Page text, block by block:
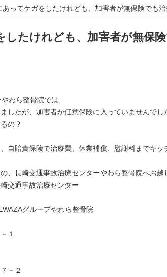
ってケガをしたけれども、加害者が無保険でも治
したけれども、加害者が無保
わら整骨院では、
したが、加害者が任意保険に入っていませんでし
の？
自賠責保険で治療費、休業補償、慰謝料までキッ
、長崎交通事故治療センターやわら整骨院へお越
交通事故治療センター
グループやわら整骨院
１
－２